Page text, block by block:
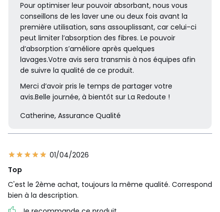
Pour optimiser leur pouvoir absorbant, nous vous
conseillons de les laver une ou deux fois avant la
première utilisation, sans assouplissant, car celui-ci
peut limiter l’absorption des fibres. Le pouvoir
d’absorption s’améliore après quelques
lavages.Votre avis sera transmis à nos équipes afin
de suivre la qualité de ce produit.
Merci d’avoir pris le temps de partager votre
avis.Belle journée, à bientôt sur La Redoute !
Catherine, Assurance Qualité
01/04/2026
Top
C'est le 2ème achat, toujours la même qualité. Correspond
bien à la description.